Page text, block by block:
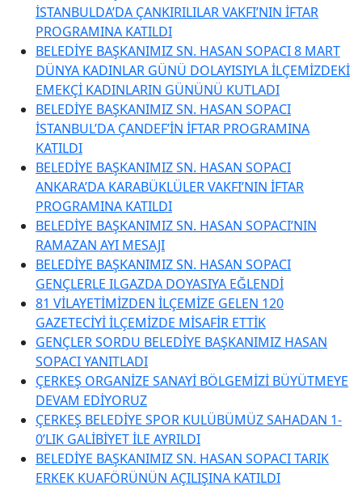
İSTANBULDA’DA ÇANKIRILILAR VAKFI’NIN İFTAR
PROGRAMINA KATILDI
BELEDİYE BAŞKANIMIZ SN. HASAN SOPACI 8 MART
DÜNYA KADINLAR GÜNÜ DOLAYISIYLA İLÇEMİZDEKİ
EMEKÇİ KADINLARIN GÜNÜNÜ KUTLADI
BELEDİYE BAŞKANIMIZ SN. HASAN SOPACI
İSTANBUL’DA ÇANDEF’İN İFTAR PROGRAMINA
KATILDI
BELEDİYE BAŞKANIMIZ SN. HASAN SOPACI
ANKARA’DA KARABÜKLÜLER VAKFI’NIN İFTAR
PROGRAMINA KATILDI
BELEDİYE BAŞKANIMIZ SN. HASAN SOPACI’NIN
RAMAZAN AYI MESAJI
BELEDİYE BAŞKANIMIZ SN. HASAN SOPACI
GENÇLERLE ILGAZDA DOYASIYA EĞLENDİ
81 VİLAYETİMİZDEN İLÇEMİZE GELEN 120
GAZETECİYİ İLÇEMİZDE MİSAFİR ETTİK
GENÇLER SORDU BELEDİYE BAŞKANIMIZ HASAN
SOPACI YANITLADI
ÇERKEŞ ORGANİZE SANAYİ BÖLGEMİZİ BÜYÜTMEYE
DEVAM EDİYORUZ
ÇERKEŞ BELEDİYE SPOR KULÜBÜMÜZ SAHADAN 1-
0’LIK GALİBİYET İLE AYRILDI
BELEDİYE BAŞKANIMIZ SN. HASAN SOPACI TARIK
ERKEK KUAFÖRÜNÜN AÇILIŞINA KATILDI